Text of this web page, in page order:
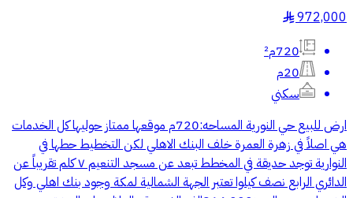
972,000
§
720م²
20م
سكني
ارض للبيع حي النورية المساحه:720م موقعها ممتاز حوليها كل الخدمات
هي اصلاً في زهرة العمرة خلف البنك الاهلي لكن التخطيط حطها في
النوارية توجد حديقة في المخطط تبعد عن مسجد التنعيم ٧ كلم تقريباً عن
الدائري الرابع نصف كيلوا تعتبر الجهة الشمالية لمكة وجود بنك اهلي وكل